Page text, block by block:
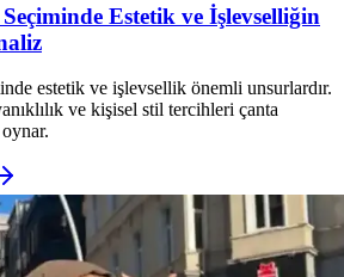
Estetik ve İşlevselliğin
estetik ve işlevsellik önemli unsurlardır.
ve kişisel stil tercihleri çanta